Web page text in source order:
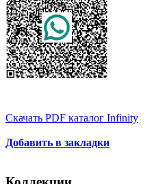
Скачать PDF каталог Infinity
Добавить в закладки